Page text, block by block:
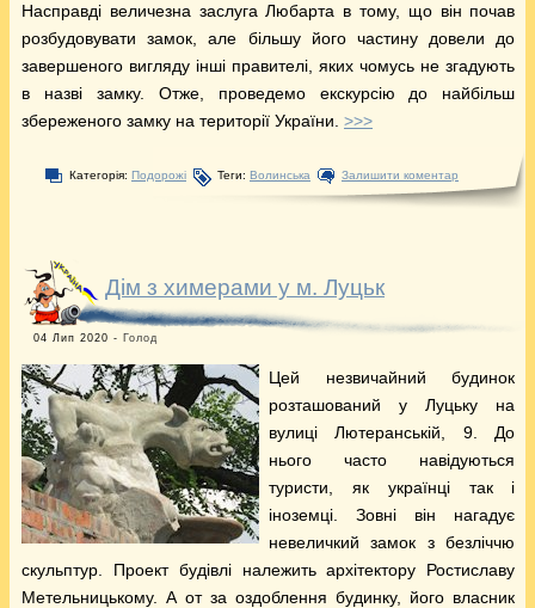
Насправді величезна заслуга Любарта в тому, що він почав
розбудовувати замок, але більшу його частину довели до
завершеного вигляду інші правителі, яких чомусь не згадують
в назві замку. Отже, проведемо екскурсію до найбільш
збереженого замку на території України. >>>
Категорія: Подорожі Теги: Волинська Залишити коментар
Дім з химерами у м. Луцьк
04 Лип 2020 - Голод
Цей незвичайний будинок
розташований у Луцьку на
вулиці Лютеранській, 9. До
нього часто навідуються
туристи, як українці так і
іноземці. Зовні він нагадує
невеличкий замок з безліччю
скульптур. Проект будівлі належить архітектору Ростиславу
Метельницькому. А от за оздоблення будинку, його власник